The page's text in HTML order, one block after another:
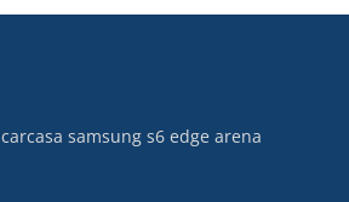
carcasa samsung s6 edge arena